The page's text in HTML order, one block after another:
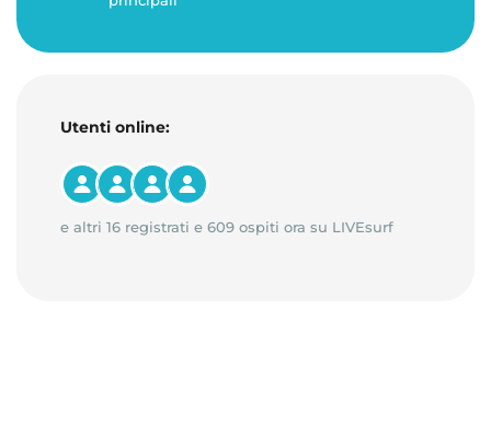
Utenti online:
e altri 16 registrati e 609 ospiti ora su LIVEsurf